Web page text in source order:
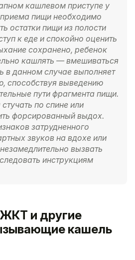
кашлевом приступе у
пищи необходимо
остатки пищи из полости
к еде и спокойно оценить
сохранено, ребенок
кашлять — вмешиваться
в данном случае выполняет
способствуя выведению
пути фрагмента пищи.
по спине или
форсированный выдох.
затрудненного
звуков на вдохе или
вызвать
инструкциям
и другие
кашель